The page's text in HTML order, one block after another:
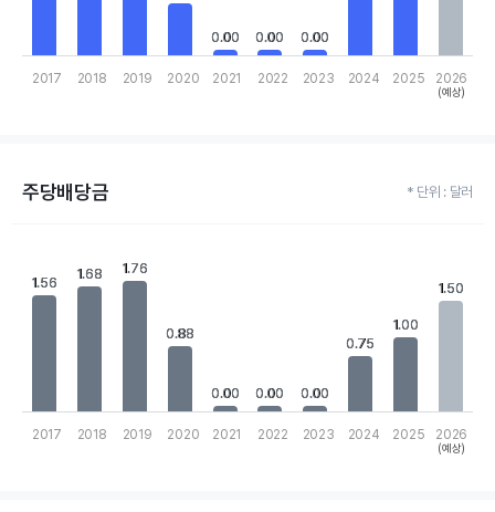
0.00
0.00 0.00
0.00 0.00
0.00
2017 2018 2019 2020 2021 2022 2023 2024 2025 2026
(예상)
주당배당금 * 단위 : 달러
Bar chart with 10 bars.
View as data table, Chart
The chart has 1 X axis displaying categories.
The chart has 1 Y axis displaying values. Data ranges from 0 to
1.56
1.56
1.68
1.68 1.76
1.76
0.88
0.88
0.00
0.00 0.00
0.00 0.00
0.00
0.75
0.75
1.00
1.00
1.50
1.50
2017 2018 2019 2020 2021 2022 2023 2024 2025 2026
(예상)